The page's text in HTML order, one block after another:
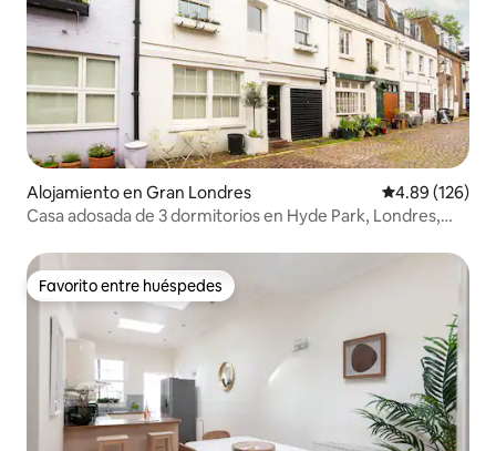
Alojamiento en Gran Londres Calificación
4.89 (126)
Casa adosada de 3 dormitorios en Hyde Park, Londres,
Favorito entre huéspedes
Favorito entre huéspedes